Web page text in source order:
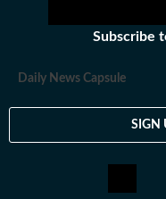
Subscribe
Daily News Capsule
SIGN